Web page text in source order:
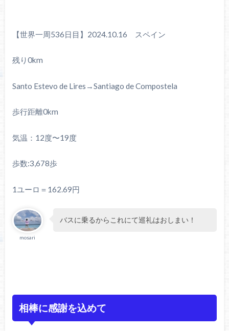
【世界一周536日目】2024.10.16 スペイン
残り0km
Santo Estevo de Lires→Santiago de Compostela
歩行距離0km
気温：12度〜19度
歩数:3,678歩
1ユーロ＝162.69円
mosari
バスに乗るからこれにて巡礼はおしまい！
相棒に感謝を込めて